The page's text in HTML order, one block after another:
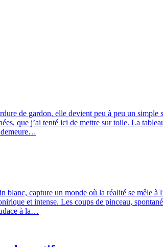
de gardon, elle devient peu à peu un
que j’ai tenté ici de mettre sur toile. La
demeure…
capture un monde où la réalité se mêle
et intense. Les coups de pinceau,
à la…